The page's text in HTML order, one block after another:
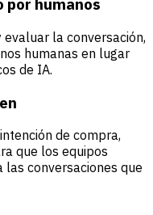
por humanos
la conversación,
humanas en lugar
de IA.
de compra,
que los equipos
las conversaciones que